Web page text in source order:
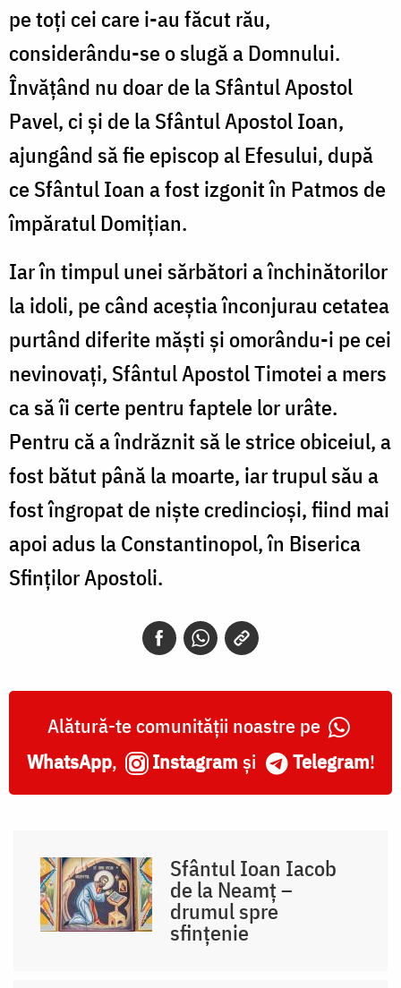
pe toți cei care i-au făcut rău,
considerându-se o slugă a Domnului.
Învățând nu doar de la Sfântul Apostol
Pavel, ci și de la Sfântul Apostol Ioan,
ajungând să fie episcop al Efesului, după
ce Sfântul Ioan a fost izgonit în Patmos de
împăratul Domițian.
Iar în timpul unei sărbători a închinătorilor
la idoli, pe când aceștia înconjurau cetatea
purtând diferite măști și omorându-i pe cei
nevinovați, Sfântul Apostol Timotei a mers
ca să îi certe pentru faptele lor urâte.
Pentru că a îndrăznit să le strice obiceiul, a
fost bătut până la moarte, iar trupul său a
fost îngropat de niște credincioși, fiind mai
apoi adus la Constantinopol, în Biserica
Sfinților Apostoli.
Alătură-te comunității noastre pe
WhatsApp, Instagram și Telegram!
Sfântul Ioan Iacob
de la Neamț –
drumul spre
sfințenie